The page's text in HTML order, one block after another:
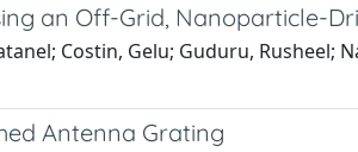
an Off-Grid, Nanoparticle-
Costin, Gelu; Guduru, Rusheel;
Antenna Grating